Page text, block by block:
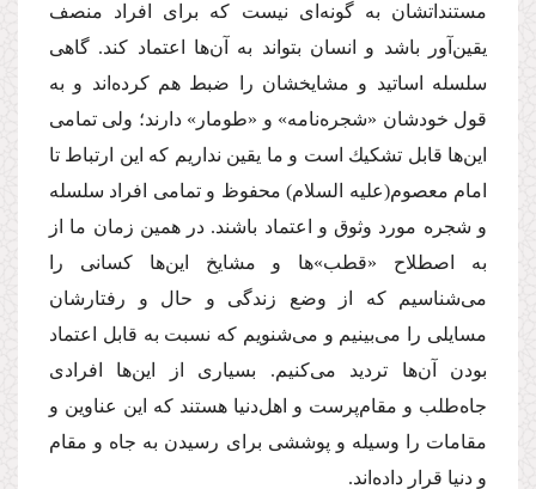
مستنداتشان به گونه‌اى نیست كه براى افراد منصف
یقین‌آور باشد و انسان بتواند به آن‌ها اعتماد كند. گاهى
سلسله اساتید و مشایخشان را ضبط هم كرده‌اند و به
قول خودشان «شجره‌نامه» و «طومار» دارند؛ ولى تمامى
این‌ها قابل تشكیك است و ما یقین نداریم كه این ارتباط تا
امام معصوم(علیه السلام)محفوظ و تمامى افراد سلسله
و شجره مورد وثوق و اعتماد باشند. در همین زمان ما از
به اصطلاح «قطب»ها و مشایخ این‌ها كسانى را
مى‌شناسیم كه از وضع زندگى و حال و رفتارشان
مسایلى را مى‌بینیم و مى‌شنویم كه نسبت به قابل اعتماد
بودن آن‌ها تردید مى‌كنیم. بسیارى از این‌ها افرادى
جاه‌طلب و مقام‌پرست و اهل‌دنیا هستند كه این عناوین و
مقامات را وسیله و پوششى براى رسیدن به جاه و مقام
و دنیا قرار داده‌اند.